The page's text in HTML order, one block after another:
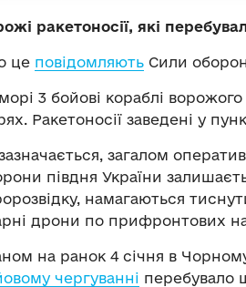
ракетоносії, які
це повідомляють Сили
3 бойові кораблі
Ракетоносії заведені у
загалом
півдня України
намагаються
дрони по прифронтових
на ранок 4 січня в
чергуванні перебувало